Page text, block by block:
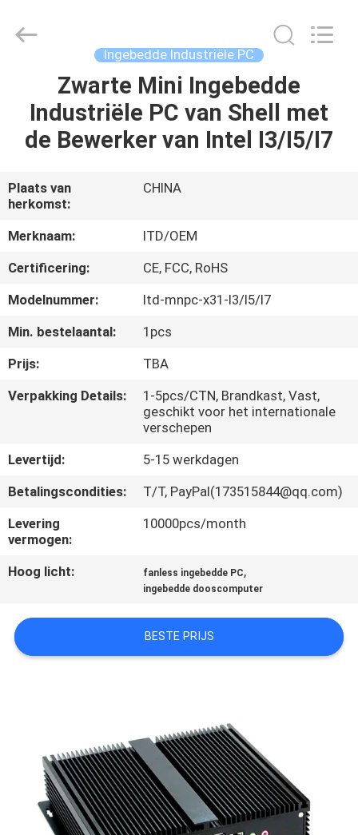
PRODUCTEN
VIDEO'S
ONGEVEER
ONS
KWALITEITSCONTROLE
CONTACTEER
VERZOEK
OM EEN
CITAAT
PRIVACY
Equipment
Ingebedde Industriële PC
Zwarte Mini Ingebedde
Industriële PC van Shell met
de Bewerker van Intel I3/I5/I7
Plaats van
herkomst:
CHINA
Merknaam:
ITD/OEM
Certificering:
CE, FCC, RoHS
Modelnummer:
Itd-mnpc-x31-I3/I5/I7
Min. bestelaantal:
1pcs
Prijs:
TBA
Verpakking Details:
1-5pcs/CTN, Brandkast, Vast,
geschikt voor het internationale
verschepen
Levertijd:
5-15 werkdagen
Betalingscondities:
T/T, PayPal(173515844@qq.com)
Levering
vermogen:
10000pcs/month
Hoog licht: fanless ingebedde PC,
ingebedde dooscomputer
BESTE PRIJS